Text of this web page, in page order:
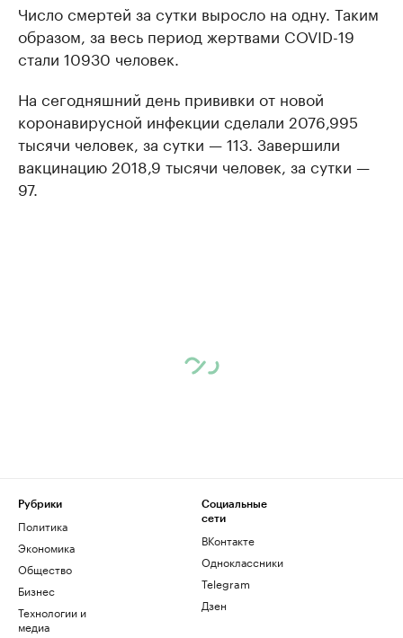
Число смертей за сутки выросло на одну. Таким
образом, за весь период жертвами COVID-19
стали 10930 человек.
На сегодняшний день прививки от новой
коронавирусной инфекции сделали 2076,995
тысячи человек, за сутки — 113. Завершили
вакцинацию 2018,9 тысячи человек, за сутки —
97.
Рубрики
Политика
Экономика
Общество
Бизнес
Технологии и
медиа
Социальные
сети
ВКонтакте
Одноклассники
Telegram
Дзен